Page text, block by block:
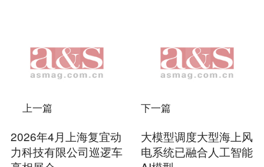
上一篇
2026年4月上海复宜动
力科技有限公司巡逻车
下一篇
大模型调度大型海上风
电系统已融合人工智能